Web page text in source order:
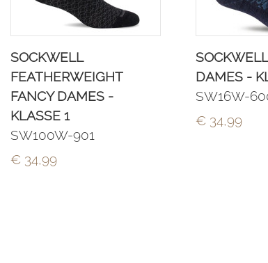
SOCKWELL
FEATHERWEIGHT
FANCY DAMES -
KLASSE 1
SW100W-901
€ 34,99
DAMES -
SW16W-
€ 34,99